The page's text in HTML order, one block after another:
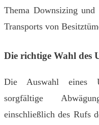
Thema Downsizing und
Transports von
Die richtige Wahl des
Die Auswahl eines
sorgfältige
einschließlich des Rufs